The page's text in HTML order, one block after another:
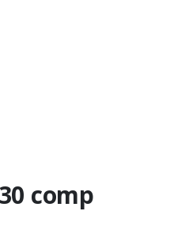
comp